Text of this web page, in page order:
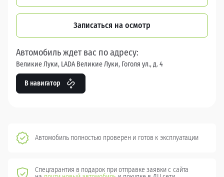
Записаться на осмотр
Автомобиль ждет вас по адресу:
Великие Луки, LADA Великие Луки, Гоголя ул., д. 4
В навигатор
Автомобиль полностью проверен и готов к эксплуатации
Спецгарантия в подарок при отправке заявки с сайта